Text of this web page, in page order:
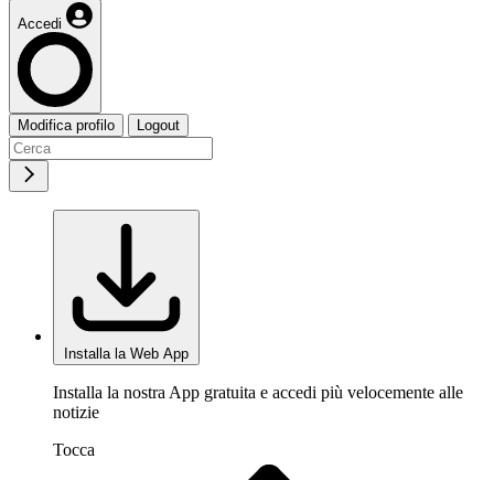
Accedi
Modifica profilo Logout
Installa la Web App
Installa la nostra App gratuita e accedi più velocemente alle
notizie
Tocca